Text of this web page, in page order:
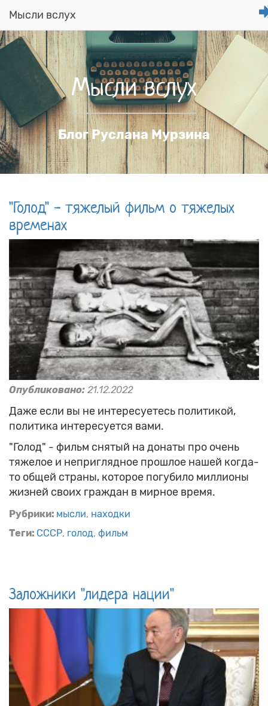
Перейти
к
основному
содержанию
Мысли вслух
Мысли вслух
Блог Руслана Мурзина
"Голод" - тяжелый фильм о тяжелых
временах
Опубликовано: 21.12.2022
Даже если вы не интересуетесь политикой,
политика интересуется вами.
"Голод" - фильм снятый на донаты про очень
тяжелое и неприглядное прошлое нашей когда-
то общей страны, которое погубило миллионы
жизней своих граждан в мирное время.
Рубрики: мысли находки
Теги: СССР голод фильм
Заложники "лидера нации"